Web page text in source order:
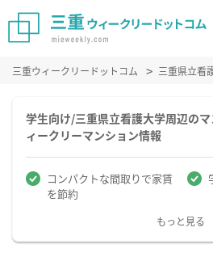
三重ウィークリードットコム 三重県立看
学生向け/三重県立看護大学周辺の
ィークリーマンション情報
コンパクトな間取りで家賃
を節約
もっと見る